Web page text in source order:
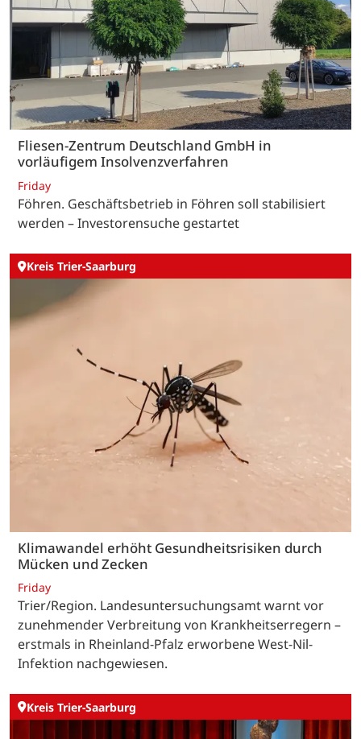
Fliesen-Zentrum Deutschland GmbH in
vorläufigem Insolvenzverfahren
Friday
Föhren. Geschäftsbetrieb in Föhren soll stabilisiert
werden – Investorensuche gestartet
Kreis Trier-Saarburg
Klimawandel erhöht Gesundheitsrisiken durch
Mücken und Zecken
Friday
Trier/Region. Landesuntersuchungsamt warnt vor
zunehmender Verbreitung von Krankheitserregern –
erstmals in Rheinland-Pfalz erworbene West-Nil-
Infektion nachgewiesen.
Kreis Trier-Saarburg